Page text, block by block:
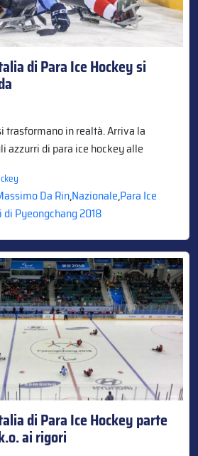
di Para Ice Hockey si
trasformano in realtà. Arriva la
azzurri di para ice hockey alle
Da Rin,Nazionale,Para Ice
Pyeongchang 2018
di Para Ice Hockey parte
ai rigori